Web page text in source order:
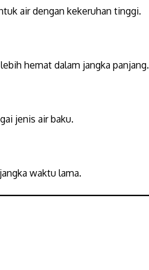
air dengan kekeruhan tinggi.
hemat dalam jangka panjang.
jenis air baku.
waktu lama.